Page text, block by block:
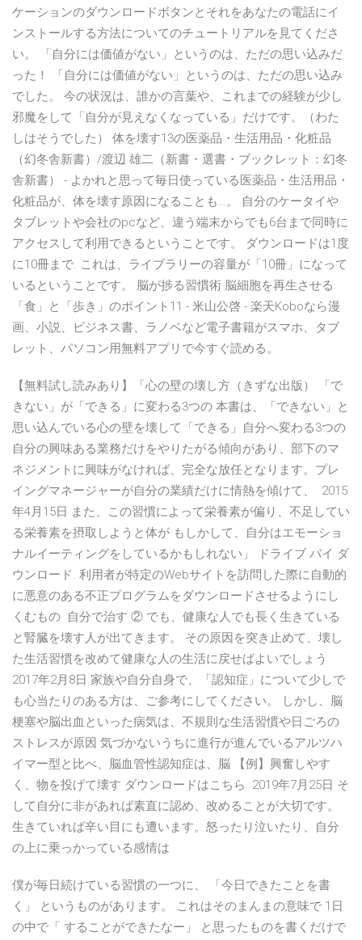
ケーションのダウンロードボタンとそれをあなたの電話にイ
ンストールする方法についてのチュートリアルを見てくださ
い。 「自分には価値がない」というのは、ただの思い込みだ
った！ 「自分には価値がない」というのは、ただの思い込み
でした。 今の状況は、誰かの言葉や、これまでの経験が少し
邪魔をして「自分が見えなくなっている」だけです。（わた
しはそうでした） 体を壊す13の医薬品・生活用品・化粧品
（幻冬舎新書）/渡辺 雄二（新書・選書・ブックレット：幻冬
舎新書） - よかれと思って毎日使っている医薬品・生活用品・
化粧品が、体を壊す原因になることも…。 自分のケータイや
タブレットや会社のpcなど、違う端末からでも6台まで同時に
アクセスして利用できるということです。 ダウンロードは1度
に10冊まで. これは、ライブラリーの容量が「10冊」になって
いるということです。 脳が捗る習慣術 脳細胞を再生させる
「食」と「歩き」のポイント11 - 米山公啓 - 楽天Koboなら漫
画、小説、ビジネス書、ラノベなど電子書籍がスマホ、タブ
レット、パソコン用無料アプリで今すぐ読める。
【無料試し読みあり】「心の壁の壊し方（きずな出版） 「で
きない」が「できる」に変わる3つの 本書は、「できない」と
思い込んでいる心の壁を壊して「できる」自分へ変わる3つの
自分の興味ある業務だけをやりたがる傾向があり、部下のマ
ネジメントに興味がなければ、完全な放任となります。プレ
イングマネージャーが自分の業績だけに情熱を傾けて、 2015
年4月15日 また、この習慣によって栄養素が偏り、不足してい
る栄養素を摂取しようと体が もしかして、自分はエモーショ
ナルイーティングをしているかもしれない」 ドライブ バイ ダ
ウンロード. 利用者が特定のWebサイトを訪問した際に自動的
に悪意のある不正プログラムをダウンロードさせるようにし
くむもの 自分で治す ② でも、健康な人でも長く生きている
と腎臓を壊す人が出てきます。 その原因を突き止めて、壊し
た生活習慣を改めて健康な人の生活に戻せばよいでしょう
2017年2月8日 家族や自分自身で、「認知症」について少しで
も心当たりのある方は、ご参考にしてください。 しかし、脳
梗塞や脳出血といった病気は、不規則な生活習慣や日ごろの
ストレスが原因 気づかないうちに進行が進んでいるアルツハ
イマー型と比べ、脳血管性認知症は、脳 【例】興奮しやす
く、物を投げて壊す ダウンロードはこちら 2019年7月25日 そ
して自分に非があれば素直に認め、改めることが大切です。
生きていれば辛い目にも遭います。怒ったり泣いたり、自分
の上に乗っかっている感情は
僕が毎日続けている習慣の一つに、 「今日できたことを書
く」 というものがあります。 これはそのまんまの意味で 1日
の中で「 することができたなー」 と思ったものを書くだけで